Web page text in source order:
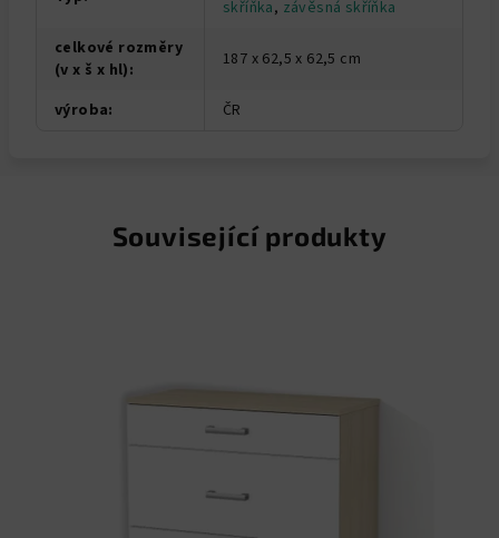
skříňka, závěsná skříňka
celkové rozměry
(v x š x hl): 187 x 62,5 x 62,5 cm
výroba: ČR
Související produkty